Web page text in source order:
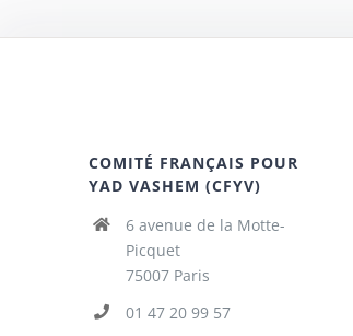
COMITÉ FRANÇAIS POUR
YAD VASHEM (CFYV)
6 avenue de la Motte-
Picquet
75007 Paris
01 47 20 99 57